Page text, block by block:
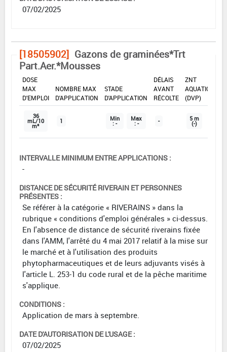
07/02/2025
[18505902] Gazons de graminées*Trt
Part.Aer.*Mousses
DOSE
MAX
D'EMPLOI
NOMBRE MAX
D'APPLICATION
STADE
D'APPLICATION
DÉLAIS
AVANT
RÉCOLTE
ZNT
AQUATIQUE
(DVP)
36
mL/10
m²
1 Min
: -
Max
: - - 5 m
(-)
INTERVALLE MINIMUM ENTRE APPLICATIONS :
-
DISTANCE DE SÉCURITÉ RIVERAIN ET PERSONNES
PRÉSENTES :
Se référer à la catégorie « RIVERAINS » dans la
rubrique « conditions d'emploi générales » ci-dessus.
En l'absence de distance de sécurité riverains fixée
dans l'AMM, l'arrêté du 4 mai 2017 relatif à la mise sur
le marché et à l'utilisation des produits
phytopharmaceutiques et de leurs adjuvants visés à
l'article L. 253-1 du code rural et de la pêche maritime
s'applique.
CONDITIONS :
Application de mars à septembre.
DATE D'AUTORISATION DE L'USAGE :
07/02/2025